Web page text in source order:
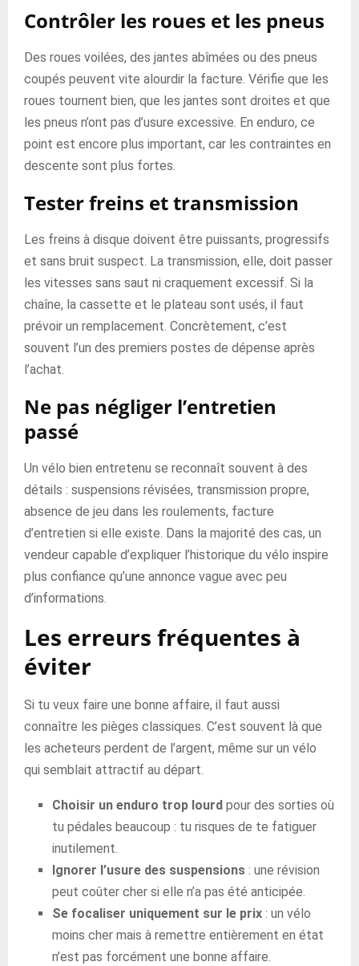
Contrôler les roues et les pneus
Des roues voilées, des jantes abîmées ou des pneus
coupés peuvent vite alourdir la facture. Vérifie que les
roues tournent bien, que les jantes sont droites et que
les pneus n’ont pas d’usure excessive. En enduro, ce
point est encore plus important, car les contraintes en
descente sont plus fortes.
Tester freins et transmission
Les freins à disque doivent être puissants, progressifs
et sans bruit suspect. La transmission, elle, doit passer
les vitesses sans saut ni craquement excessif. Si la
chaîne, la cassette et le plateau sont usés, il faut
prévoir un remplacement. Concrètement, c’est
souvent l’un des premiers postes de dépense après
l’achat.
Ne pas négliger l’entretien
passé
Un vélo bien entretenu se reconnaît souvent à des
détails : suspensions révisées, transmission propre,
absence de jeu dans les roulements, facture
d’entretien si elle existe. Dans la majorité des cas, un
vendeur capable d’expliquer l’historique du vélo inspire
plus confiance qu’une annonce vague avec peu
d’informations.
Les erreurs fréquentes à
éviter
Si tu veux faire une bonne affaire, il faut aussi
connaître les pièges classiques. C’est souvent là que
les acheteurs perdent de l’argent, même sur un vélo
qui semblait attractif au départ.
Choisir un enduro trop lourd pour des sorties où
tu pédales beaucoup : tu risques de te fatiguer
inutilement.
Ignorer l’usure des suspensions : une révision
peut coûter cher si elle n’a pas été anticipée.
Se focaliser uniquement sur le prix : un vélo
moins cher mais à remettre entièrement en état
n’est pas forcément une bonne affaire.